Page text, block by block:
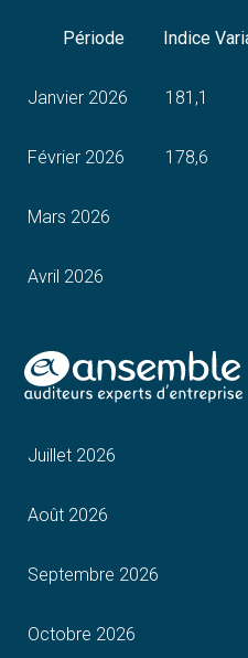
Aller
au
Structurer votre
électronique
Période Indice
Janvier 2026 181,1
Février 2026 178,6
Mars 2026
Avril 2026
Juin 2026
Juillet 2026
Août 2026
Septembre 2026
Octobre 2026